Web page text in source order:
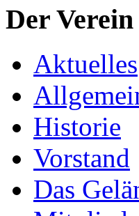
Der Verein
Aktuelles
Historie
Vorstand
Das